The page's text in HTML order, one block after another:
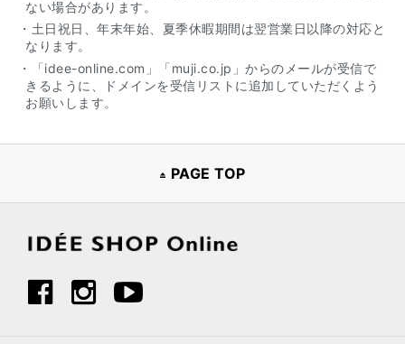
ない場合があります。
・土日祝日、年末年始、夏季休暇期間は翌営業日以降の対応と
なります。
・「idee-online.com」「muji.co.jp」からのメールが受信で
きるように、ドメインを受信リストに追加していただくよう
お願いします。
PAGE TOP